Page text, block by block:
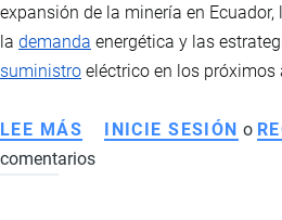
INDUSTRIA
CHOCOLATERA
expansión de la minería en
la demanda energética y las
suministro eléctrico en los próximos
LEE MÁS SOBRE
MINERÍA
INICIE SESIÓN o
comentarios